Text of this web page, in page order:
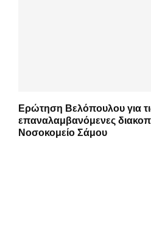
Ερώτηση Βελόπουλου για
επαναλαμβανόμενες
Νοσοκομείο Σάμου